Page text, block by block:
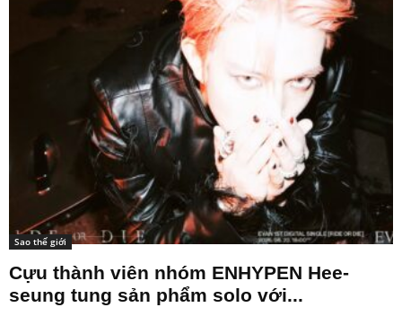
Sao thế giới
Cựu thành viên nhóm ENHYPEN Hee-
seung tung sản phẩm solo với...